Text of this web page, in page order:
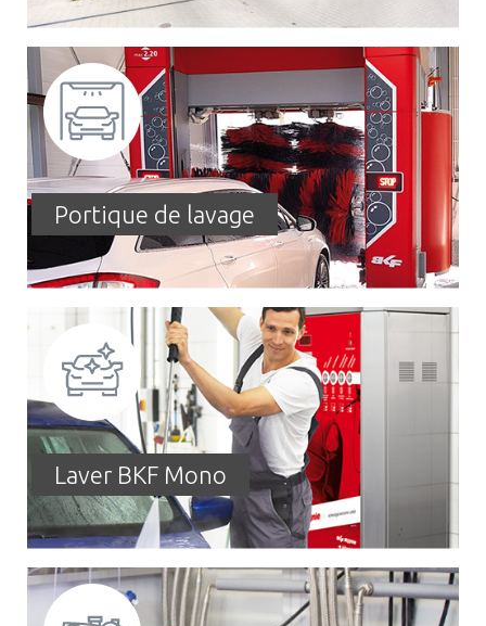
Portique de lavage
Laver BKF Mono